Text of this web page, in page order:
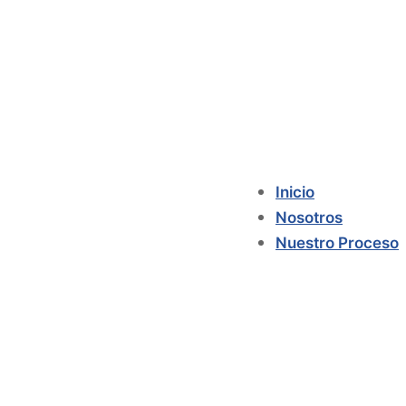
Inicio
Nosotros
Nuestro Proceso